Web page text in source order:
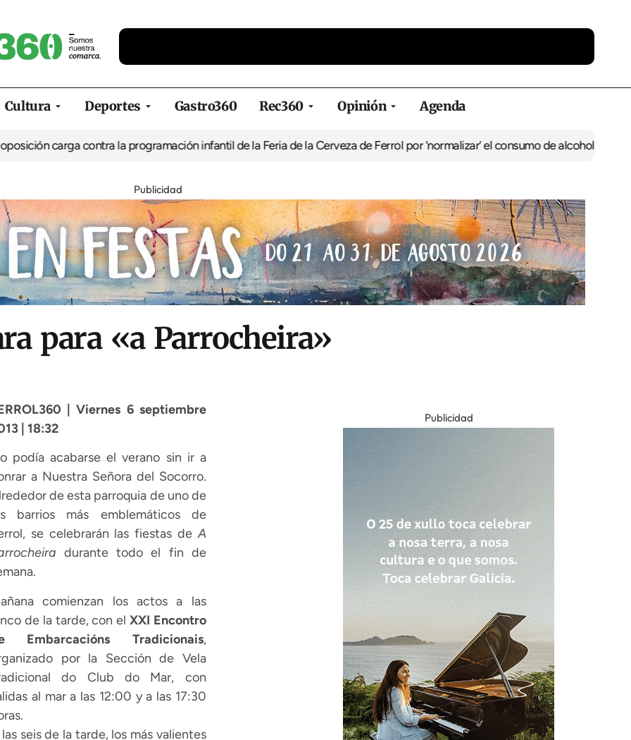
Cultura Deportes Gastro360 Rec360 Opinión Agenda
carga contra la programación infantil de la Feria de la Cerveza de Ferrol por ‘normalizar’ el consumo de alcoholDe Perlío a
Publicidad
para «a Parrocheira»
| Viernes 6 septiembre
| 18:32
podía acabarse el verano sin ir a
a Nuestra Señora del Socorro.
de esta parroquia de uno de
barrios más emblemáticos de
se celebrarán las fiestas deA
durante todo el fin de
comienzan los actos a las
de la tarde, con el XXI Encontro
Embarcacións Tradicionais,
por la Sección de Vela
do Club do Mar, con
al mar a las 12:00 y a las 17:30
seis de la tarde, los más valientes
Publicidad